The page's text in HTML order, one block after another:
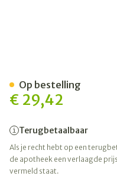
€ 29,42
Terugbetaalbaar
Als je recht hebt op een
de apotheek een verlaagde
vermeld staat.
Op bestelling